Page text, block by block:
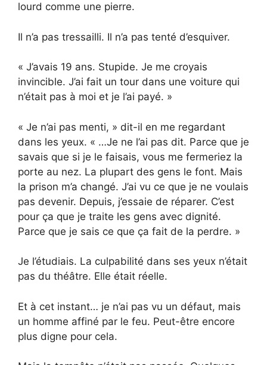
lourd comme une pierre.
Il n’a pas tressailli. Il n’a pas tenté d’esquiver.
« J’avais 19 ans. Stupide. Je me croyais
invincible. J’ai fait un tour dans une voiture qui
n’était pas à moi et je l’ai payé. »
« Je n’ai pas menti, » dit-il en me regardant
dans les yeux. « …Je ne l’ai pas dit. Parce que je
savais que si je le faisais, vous me fermeriez la
porte au nez. La plupart des gens le font. Mais
la prison m’a changé. J’ai vu ce que je ne voulais
pas devenir. Depuis, j’essaie de réparer. C’est
pour ça que je traite les gens avec dignité.
Parce que je sais ce que ça fait de la perdre. »
Je l’étudiais. La culpabilité dans ses yeux n’était
pas du théâtre. Elle était réelle.
Et à cet instant… je n’ai pas vu un défaut, mais
un homme affiné par le feu. Peut-être encore
plus digne pour cela.